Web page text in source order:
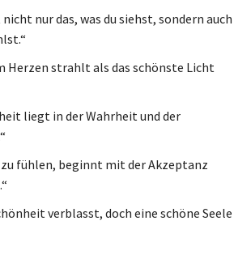
nicht nur das, was du siehst, sondern auch
Herzen strahlt als das schönste Licht
liegt in der Wahrheit und der
zu fühlen, beginnt mit der Akzeptanz
verblasst, doch eine schöne Seele